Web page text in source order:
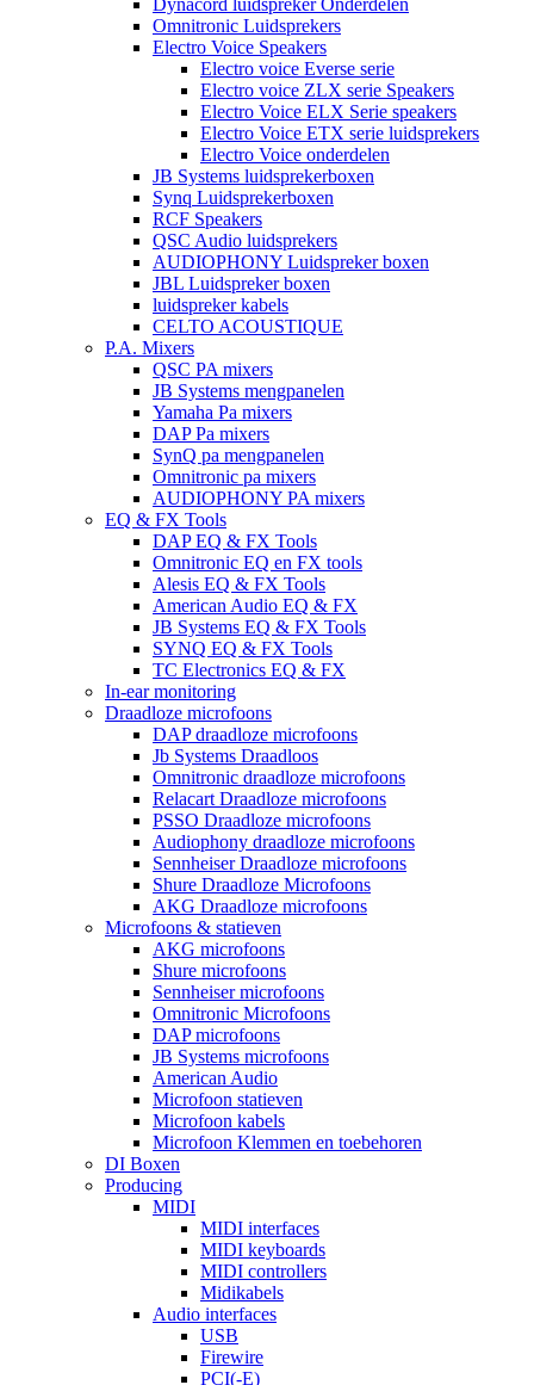
Dynacord luidspreker Onderdelen
Omnitronic Luidsprekers
Electro Voice Speakers
Electro voice Everse serie
Electro voice ZLX serie Speakers
Electro Voice ELX Serie speakers
Electro Voice ETX serie luidsprekers
Electro Voice onderdelen
JB Systems luidsprekerboxen
Synq Luidsprekerboxen
RCF Speakers
QSC Audio luidsprekers
AUDIOPHONY Luidspreker boxen
JBL Luidspreker boxen
luidspreker kabels
CELTO ACOUSTIQUE
P.A. Mixers
QSC PA mixers
JB Systems mengpanelen
Yamaha Pa mixers
DAP Pa mixers
SynQ pa mengpanelen
Omnitronic pa mixers
AUDIOPHONY PA mixers
EQ & FX Tools
DAP EQ & FX Tools
Omnitronic EQ en FX tools
Alesis EQ & FX Tools
American Audio EQ & FX
JB Systems EQ & FX Tools
SYNQ EQ & FX Tools
TC Electronics EQ & FX
In-ear monitoring
Draadloze microfoons
DAP draadloze microfoons
Jb Systems Draadloos
Omnitronic draadloze microfoons
Relacart Draadloze microfoons
PSSO Draadloze microfoons
Audiophony draadloze microfoons
Sennheiser Draadloze microfoons
Shure Draadloze Microfoons
AKG Draadloze microfoons
Microfoons & statieven
AKG microfoons
Shure microfoons
Sennheiser microfoons
Omnitronic Microfoons
DAP microfoons
JB Systems microfoons
American Audio
Microfoon statieven
Microfoon kabels
Microfoon Klemmen en toebehoren
DI Boxen
Producing
MIDI
MIDI interfaces
MIDI keyboards
MIDI controllers
Midikabels
Audio interfaces
USB
Firewire
PCI(-E)